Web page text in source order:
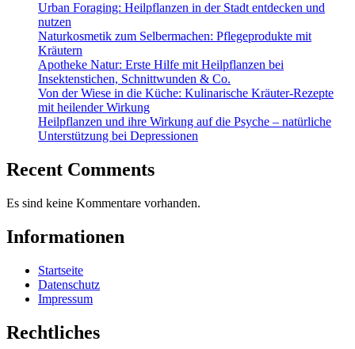
Urban Foraging: Heilpflanzen in der Stadt entdecken und
nutzen
Naturkosmetik zum Selbermachen: Pflegeprodukte mit
Kräutern
Apotheke Natur: Erste Hilfe mit Heilpflanzen bei
Insektenstichen, Schnittwunden & Co.
Von der Wiese in die Küche: Kulinarische Kräuter-Rezepte
mit heilender Wirkung
Heilpflanzen und ihre Wirkung auf die Psyche – natürliche
Unterstützung bei Depressionen
Recent Comments
Es sind keine Kommentare vorhanden.
Informationen
Startseite
Datenschutz
Impressum
Rechtliches